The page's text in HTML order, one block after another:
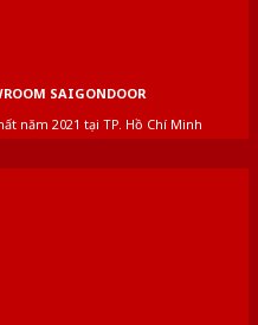
SAIGONDOOR
năm 2021 tại TP. Hồ Chí Minh